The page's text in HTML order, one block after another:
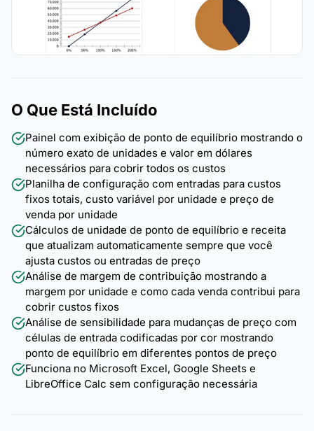
O Que Está Incluído
Painel com exibição de ponto de equilíbrio mostrando o
número exato de unidades e valor em dólares
necessários para cobrir todos os custos
Planilha de configuração com entradas para custos
fixos totais, custo variável por unidade e preço de
venda por unidade
Cálculos de unidade de ponto de equilíbrio e receita
que atualizam automaticamente sempre que você
ajusta custos ou entradas de preço
Análise de margem de contribuição mostrando a
margem por unidade e como cada venda contribui para
cobrir custos fixos
Análise de sensibilidade para mudanças de preço com
células de entrada codificadas por cor mostrando
ponto de equilíbrio em diferentes pontos de preço
Funciona no Microsoft Excel, Google Sheets e
LibreOffice Calc sem configuração necessária